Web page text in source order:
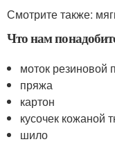
Смотрите также:
Что нам
моток резиновой
пряжа
картон
кусочек кожаной
шило